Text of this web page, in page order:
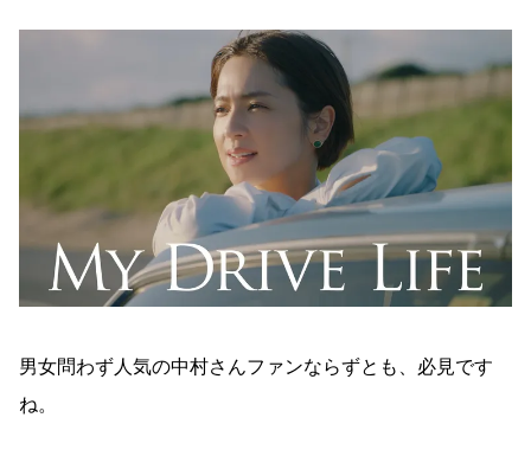
男女問わず人気の中村さんファンならずとも、必見です
ね。